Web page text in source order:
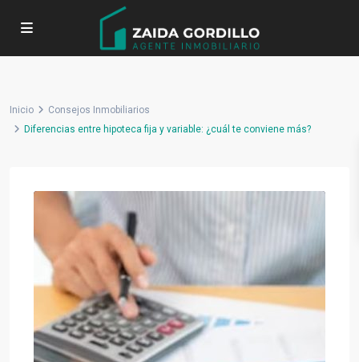
Inicio
Consejos Inmobiliarios
Diferencias entre hipoteca fija y variable: ¿cuál te conviene más?